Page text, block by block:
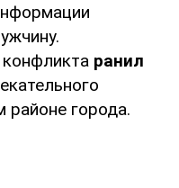
ранил
районе города.